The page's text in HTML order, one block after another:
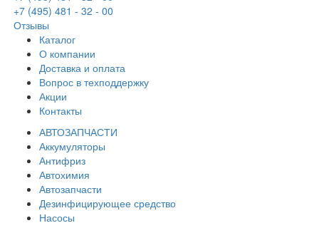
+7 (495) 481 - 32 - 00
Отзывы
Каталог
О компании
Доставка и оплата
Вопрос в техподдержку
Акции
Контакты
АВТОЗАПЧАСТИ
Аккумуляторы
Антифриз
Автохимия
Автозапчасти
Дезинфицирующее средство
Насосы